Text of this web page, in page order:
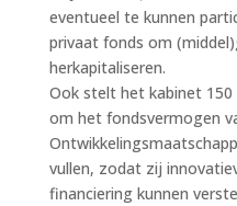
eventueel te kunnen
privaat fonds om
herkapitaliseren.
Ook stelt het kabinet
om het fondsvermogen
vullen, zodat zij
financiering kunnen